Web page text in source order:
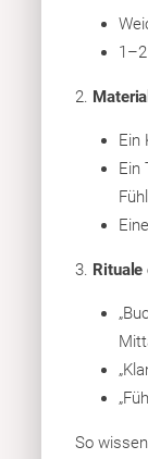
2.
Ein
Ein
3. Rituale
So